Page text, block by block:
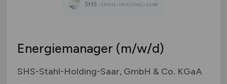
Energiemanager (m/w/d)
SHS-Stahl-Holding-Saar, GmbH & Co. KGaA